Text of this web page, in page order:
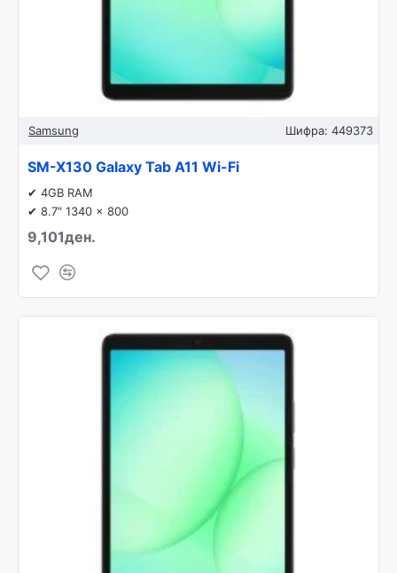
Samsung Шифра: 449373
SM-X130 Galaxy Tab A11 Wi-Fi
✔ 4GB RAM
✔ 8.7" 1340 x 800
9,101ден.